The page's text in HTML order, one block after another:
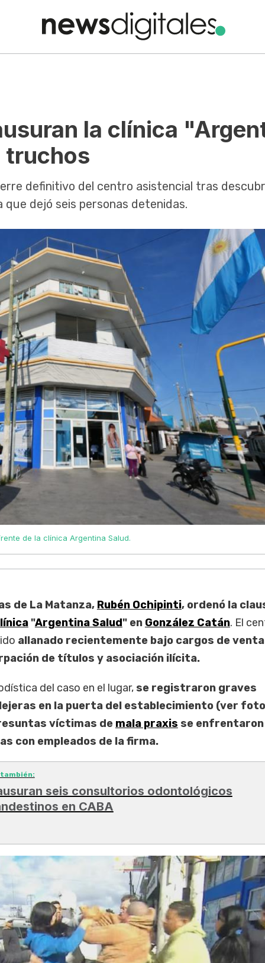
la clínica
truchos
definitivo del centro asistencial tras
dejó seis personas detenidas.
de la clínica Argentina Salud.
de La Matanza, Rubén Ochipinti, ordenó la
"Argentina Salud" en González Catán. El
allanado recientemente bajo cargos de
de títulos y asociación ilícita.
del caso en el lugar, se registraron graves
en la puerta del establecimiento (ver foto
víctimas de mala praxis se enfrentaron
con empleados de la firma.
seis consultorios odontológicos
en CABA